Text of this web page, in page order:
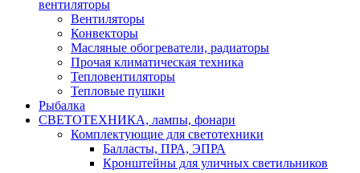
вентиляторы
Вентиляторы
Конвекторы
Масляные обогреватели, радиаторы
Прочая климатическая техника
Тепловентиляторы
Тепловые пушки
Рыбалка
СВЕТОТЕХНИКА, лампы, фонари
Комплектующие для светотехники
Балласты, ПРА, ЭПРА
Кронштейны для уличных светильников